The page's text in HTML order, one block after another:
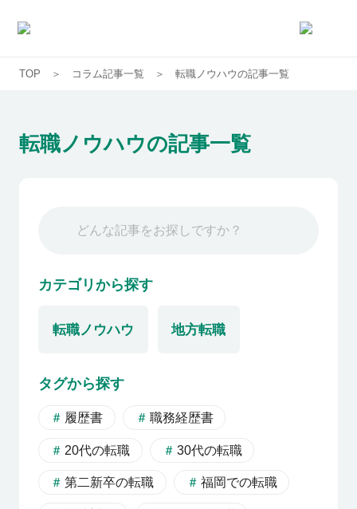
求人一覧
企業一覧
コラム
初めての方へ
コンサルタント紹介
利用者の声
会社概要
TOP コラム記事一覧 転職ノウハウの記事一覧
転職ノウハウの記事一覧
カテゴリから探す
転職ノウハウ 地方転職
タグから探す
履歴書 職務経歴書
20代の転職 30代の転職
第二新卒の転職 福岡での転職